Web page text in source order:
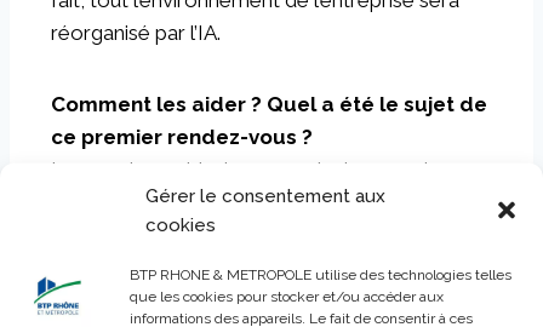
Gérer le consentement aux
cookies
BTP RHONE & METROPOLE utilise des technologies telles
que les cookies pour stocker et/ou accéder aux
informations des appareils. Le fait de consentir à ces
réorganisé par l’IA.
Comment les aider ? Quel a été le sujet de
ce premier rendez-vous ?
Le premier webinaire a permis de poser le
cadre de l’IA. De rappeler que c’est un outil dont
il ne faut pas avoir peur. Un outil qu’il faut
impérativement s’approprier, tout en se méfiant
des risques de son utilisation sans contrôle,